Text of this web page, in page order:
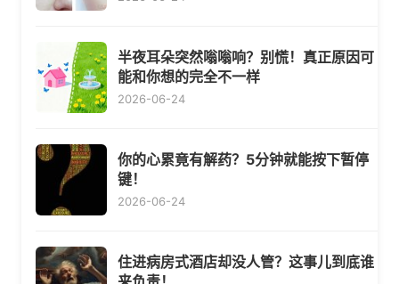
半夜耳朵突然嗡嗡响？别慌！真正原因可
能和你想的完全不一样
2026-06-24
你的心累竟有解药？5分钟就能按下暂停
键！
2026-06-24
住进病房式酒店却没人管？这事儿到底谁